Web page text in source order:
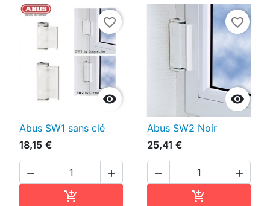

favorite_border
Abus SW1 sans clé
18,15 €
 


favorite_border
Abus SW2 Noir
25,41 €
 
